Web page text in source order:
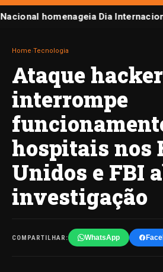
homenageia Dia
Home Tecnologia
Ataque hacker
interrompe
hospitais nos
Unidos e FBI
investigação
COMPARTILHAR: WhatsApp